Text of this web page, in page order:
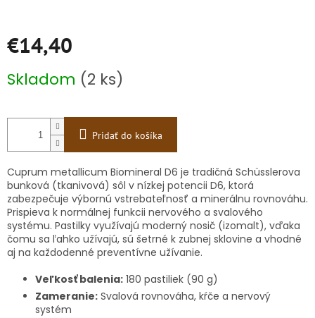
€14,40
cena:
Skladom (2 ks)
Pridať do košíka
Cuprum metallicum Biomineral D6 je tradičná Schüsslerova
bunková (tkanivová) sôl v nízkej potencii D6, ktorá
zabezpečuje výbornú vstrebateľnosť a minerálnu rovnováhu.
Prispieva k normálnej funkcii nervového a svalového
systému. Pastilky využívajú moderný nosič (izomalt), vďaka
čomu sa ľahko užívajú, sú šetrné k zubnej sklovine a vhodné
aj na každodenné preventívne užívanie.
Veľkosť balenia: 180 pastiliek (90 g)
Zameranie: Svalová rovnováha, kŕče a nervový
systém